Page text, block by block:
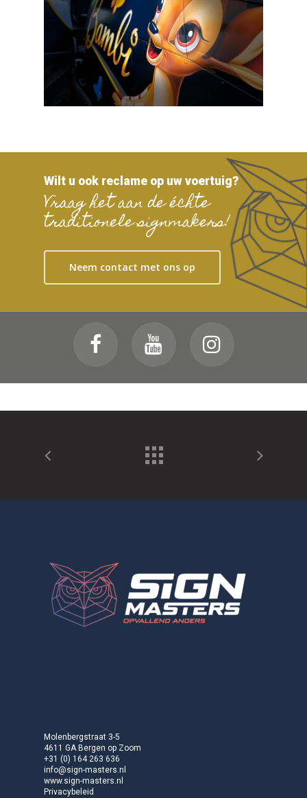
Wilt u ook reclame op uw voertuig?
Vraag het aan de échte
traditionele signmakers!
Neem contact met ons op
Molenbergstraat 3-5
4611 GA Bergen op Zoom
+31 (0) 164 263 636
info@sign-masters.nl
www.sign-masters.nl
Privacybeleid